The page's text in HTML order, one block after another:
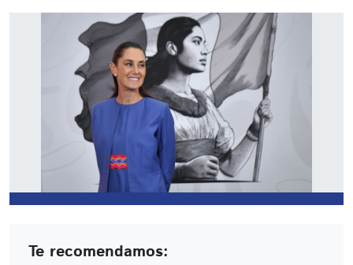
Te recomendamos: